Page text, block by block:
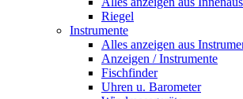
Riegel
Instrumente
Alles anzeigen aus
Anzeigen / Instrumente
Fischfinder
Uhren u. Barometer